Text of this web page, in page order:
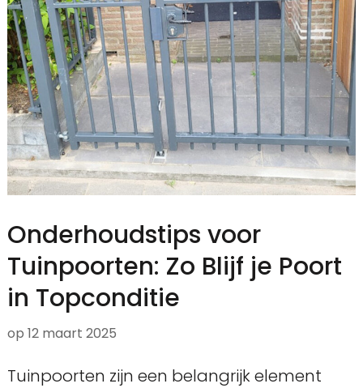
Onderhoudstips voor
Tuinpoorten: Zo Blijf je Poort
in Topconditie
op 12 maart 2025
Tuinpoorten zijn een belangrijk element